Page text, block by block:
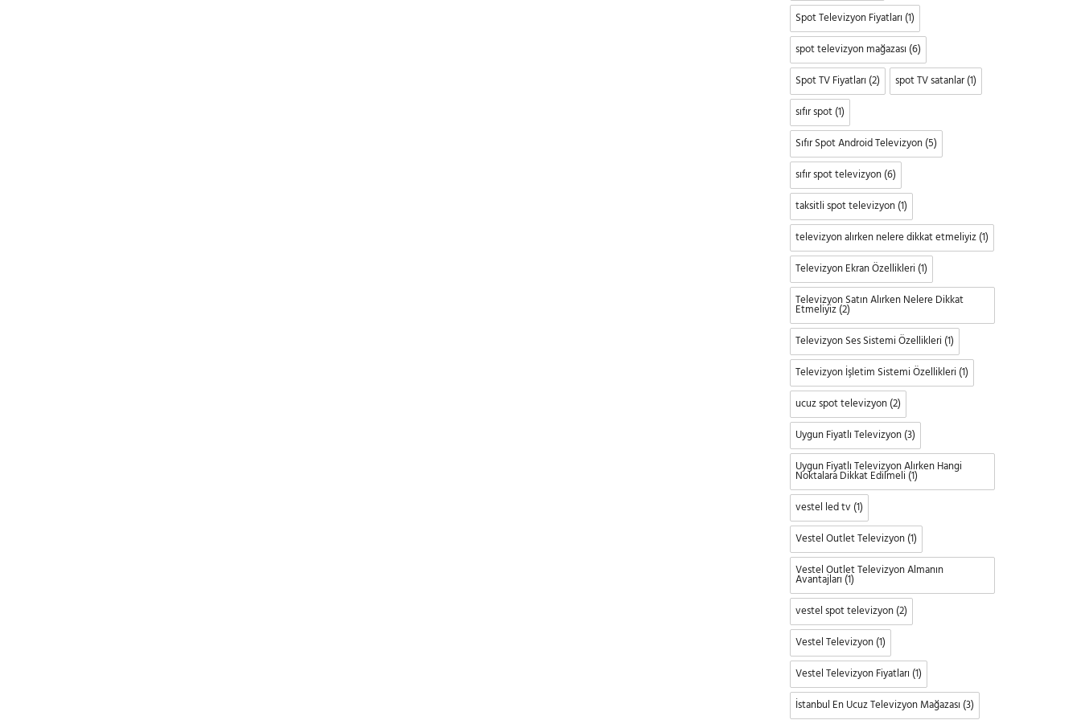
Spot Televizyon Fiyatları (1)
spot televizyon mağazası (6)
Spot TV Fiyatları (2) spot TV satanlar(1)
sıfır spot(1)
Sıfır Spot Android Televizyon(5)
sıfır spot televizyon(6)
taksitli spot televizyon(1)
televizyon alırken nelere dikkat etmeliyiz(1)
Televizyon Ekran Özellikleri (1)
Televizyon Satın Alırken Nelere Dikkat
Etmeliyiz(2)
Televizyon Ses Sistemi Özellikleri (1)
Televizyon İşletim Sistemi Özellikleri (1)
ucuz spot televizyon(2)
Uygun Fiyatlı Televizyon(3)
Uygun Fiyatlı Televizyon Alırken Hangi
Noktalara Dikkat Edilmeli (1)
vestel led tv (1)
Vestel Outlet Televizyon(1)
Vestel Outlet Televizyon Almanın
Avantajları (1)
vestel spot televizyon(2)
Vestel Televizyon(1)
Vestel Televizyon Fiyatları (1)
İstanbul En Ucuz Televizyon Mağazası (3)